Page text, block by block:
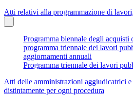
Atti relativi alla programmazione di
Programma biennale degli acquisti
programma triennale dei lavori
aggiornamenti annuali
Programma triennale dei lavori
Atti delle amministrazioni aggiudicatrici
distintamente per ogni procedura